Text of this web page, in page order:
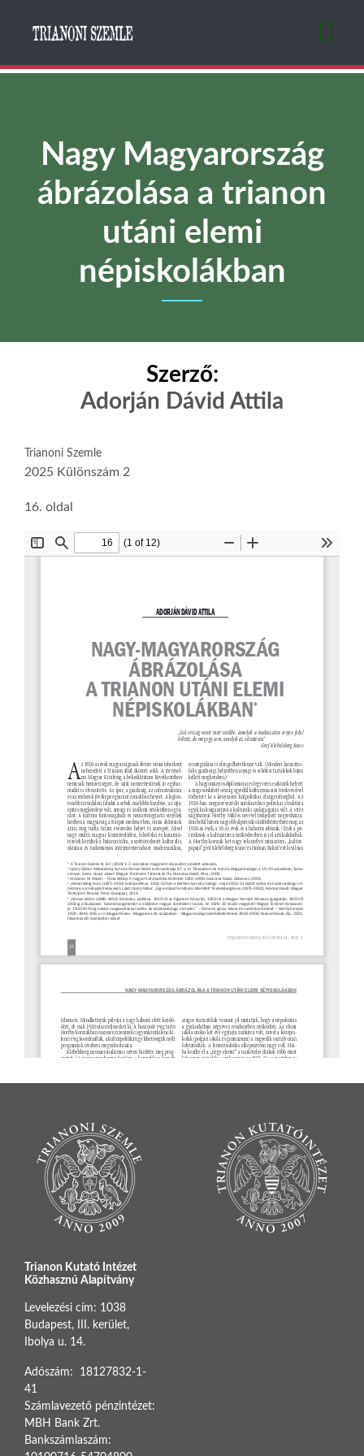
Nagy Magyarország
ábrázolása a trianon
utáni elemi
népiskolákban
Szerző:
Adorján Dávid Attila
Trianoni Szemle
2025 Különszám 2
16. oldal
Trianon Kutató Intézet
Közhasznú Alapítvány
Levelezési cím: 1038
Budapest, III. kerület,
Ibolya u. 14.
Adószám: 18127832-1-
41
Számlavezető pénzintézet:
MBH Bank Zrt.
Bankszámlaszám: